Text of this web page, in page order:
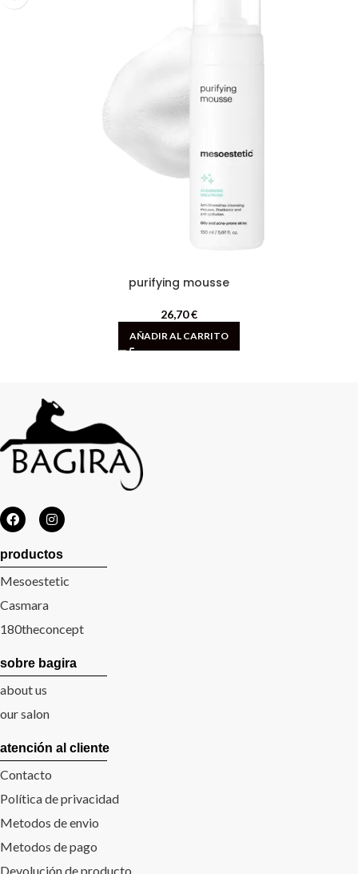
purifying mousse
26,70€
AÑADIR AL CARRITO
productos
Mesoestetic
Casmara
180theconcept
sobre bagira
about us
our salon
atención al cliente
Contacto
Política de privacidad
Metodos de envio
Metodos de pago
Devolución de producto